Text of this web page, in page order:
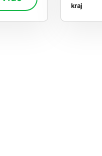
kraj